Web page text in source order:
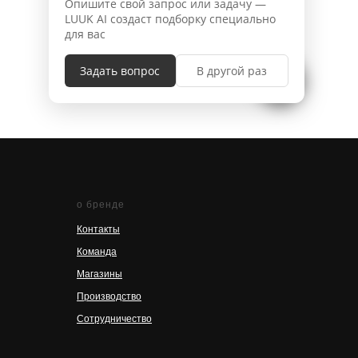
9 600 rub
о бренде
Контакты
Команда
Магазины
Производство
Сотрудничество